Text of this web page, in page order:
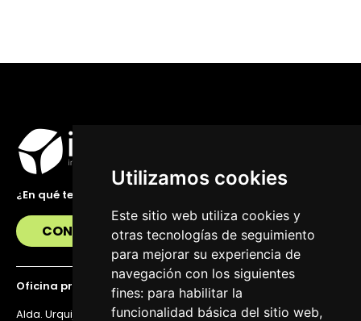
Utilizamos cookies
Este sitio web utiliza cookies y
otras tecnologías de seguimiento
para mejorar su experiencia de
navegación con los siguientes
fines: para habilitar la
funcionalidad básica del sitio web,
¿En qué te podemos ayudar?
CONTÁCTANOS
Oficina principal
Alda. Urquijo 36, 6ª planta, 48011 Bilbao